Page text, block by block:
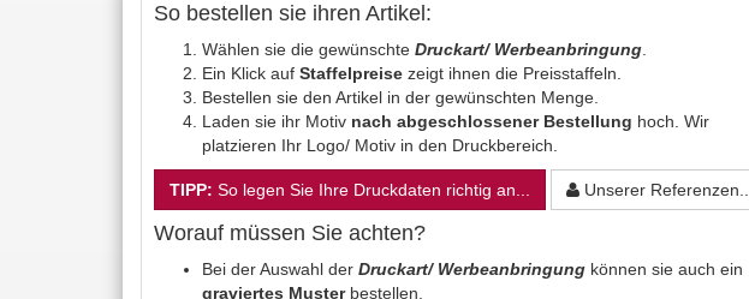
So bestellen sie ihren Artikel:
Wählen sie die gewünschte Druckart/ Werbeanbringung
Ein Klick auf Staffelpreise zeigt ihnen die Preisstaffeln.
Bestellen sie den Artikel in der gewünschten Menge.
Laden sie ihr Motiv nach abgeschlossener Bestellung hoch. Wir
platzieren Ihr Logo/ Motiv in den Druckbereich.
TIPP: So legen Sie Ihre Druckdaten richtig an... Unserer Referenzen...
Worauf müssen Sie achten?
Bei der Auswahl der Druckart/ Werbeanbringung können sie auch ein
graviertes Musterbestellen.